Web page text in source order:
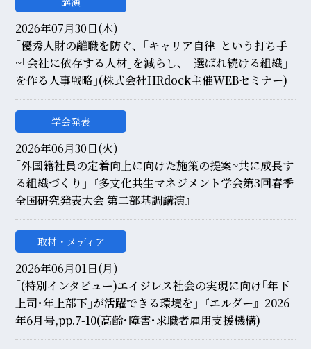
2026年07月30日(木)
｢優秀人財の離職を防ぐ、｢キャリア自律｣という打ち手
~｢会社に依存する人材｣を減らし、｢選ばれ続ける組織｣
を作る人事戦略｣(株式会社HRdock主催WEBセミナー)
学会発表
2026年06月30日(火)
｢外国籍社員の定着向上に向けた施策の提案~共に成長す
る組織づくり｣『多文化共生マネジメント学会第3回春季
全国研究発表大会 第二部基調講演』
取材・メディア
2026年06月01日(月)
｢(特別インタビュー)エイジレス社会の実現に向け｢年下
上司･年上部下｣が活躍できる環境を｣『エルダー』2026
年6月号,pp.7-10(高齢･障害･求職者雇用支援機構)